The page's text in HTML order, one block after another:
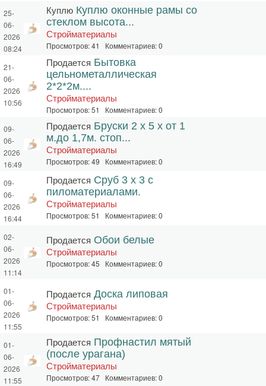
25-
06-
2026
08:24
Куплю Куплю оконные рамы со
стеклом высота...
Стройматериалы
Просмотров: 41 Комментариев: 0
21-
06-
2026
10:56
Продается Бытовка
цельнометаллическая
2*2*2м....
Стройматериалы
Просмотров: 51 Комментариев: 0
09-
06-
2026
16:49
Продается Бруски 2 х 5 х от 1
м.до 1,7м. стоп...
Стройматериалы
Просмотров: 49 Комментариев: 0
09-
06-
2026
16:44
Продается Сруб 3 х 3 с
пиломатериалами.
Стройматериалы
Просмотров: 51 Комментариев: 0
02-
06-
2026
11:14
Продается Обои белые
Стройматериалы
Просмотров: 45 Комментариев: 0
01-
06-
2026
11:55
Продается Доска липовая
Стройматериалы
Просмотров: 51 Комментариев: 0
01-
06-
2026
11:55
Продается Профнастил мятый
(после урагана)
Стройматериалы
Просмотров: 47 Комментариев: 0